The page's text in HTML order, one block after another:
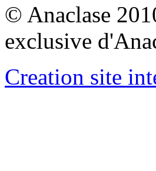
© Anaclase
exclusive
Creation site